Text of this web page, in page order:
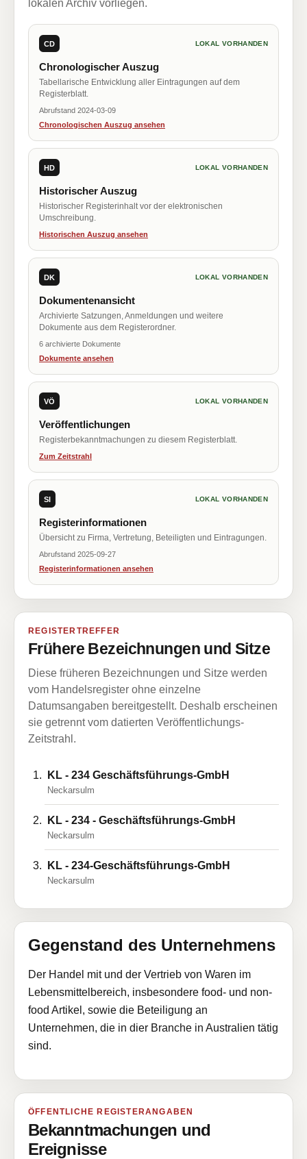
lokalen Archiv vorliegen.
CD LOKAL VORHANDEN
Chronologischer Auszug
Tabellarische Entwicklung aller Eintragungen auf dem
Registerblatt.
Abrufstand 2024-03-09
Chronologischen Auszug ansehen
HD LOKAL VORHANDEN
Historischer Auszug
Historischer Registerinhalt vor der elektronischen
Umschreibung.
Historischen Auszug ansehen
DK LOKAL VORHANDEN
Dokumentenansicht
Archivierte Satzungen, Anmeldungen und weitere
Dokumente aus dem Registerordner.
6 archivierte Dokumente
Dokumente ansehen
VÖ LOKAL VORHANDEN
Veröffentlichungen
Registerbekanntmachungen zu diesem Registerblatt.
Zum Zeitstrahl
SI LOKAL VORHANDEN
Registerinformationen
Übersicht zu Firma, Vertretung, Beteiligten und Eintragungen.
Abrufstand 2025-09-27
Registerinformationen ansehen
REGISTERTREFFER
Frühere Bezeichnungen und Sitze
Diese früheren Bezeichnungen und Sitze werden
vom Handelsregister ohne einzelne
Datumsangaben bereitgestellt. Deshalb erscheinen
sie getrennt vom datierten Veröffentlichungs-
Zeitstrahl.
KL - 234 Geschäftsführungs-GmbH
Neckarsulm
KL - 234 - Geschäftsführungs-GmbH
Neckarsulm
KL - 234-Geschäftsführungs-GmbH
Neckarsulm
Gegenstand des Unternehmens
Der Handel mit und der Vertrieb von Waren im
Lebensmittelbereich, insbesondere food- und non-
food Artikel, sowie die Beteiligung an
Unternehmen, die in dier Branche in Australien tätig
sind.
ÖFFENTLICHE REGISTERANGABEN
Bekanntmachungen und
Ereignisse